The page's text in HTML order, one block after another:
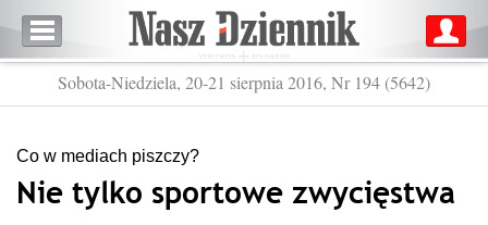
Sobota-Niedziela, 20-21 sierpnia 2016, Nr 194 (5642)
Co w mediach piszczy?
Nie tylko sportowe zwycięstwa